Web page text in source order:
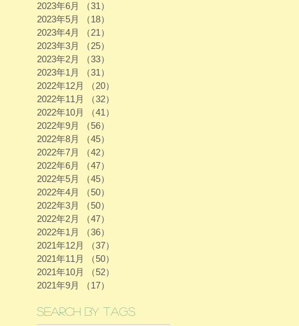
2023年6月
（31）
2023年5月
（18）
2023年4月
（21）
2023年3月
（25）
2023年2月
（33）
2023年1月
（31）
2022年12月
（20）
2022年11月
（32）
2022年10月
（41）
2022年9月
（56）
2022年8月
（45）
2022年7月
（42）
2022年6月
（47）
2022年5月
（45）
2022年4月
（50）
2022年3月
（50）
2022年2月
（47）
2022年1月
（36）
2021年12月
（37）
2021年11月
（50）
2021年10月
（52）
2021年9月
（17）
Search By Tags